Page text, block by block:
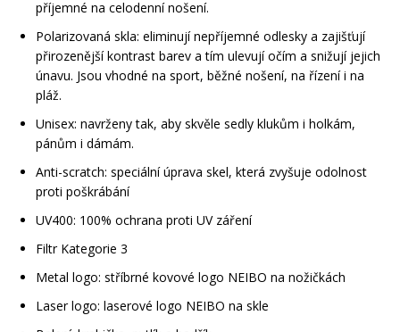
příjemné na celodenní nošení.
Polarizovaná skla: eliminují nepříjemné odlesky a zajišťují
přirozenější kontrast barev a tím ulevují očím a snižují jejich
únavu. Jsou vhodné na sport, běžné nošení, na řízení i na
pláž.
Unisex: navrženy tak, aby skvěle sedly klukům i holkám,
pánům i dámám.
Anti-scratch: speciální úprava skel, která zvyšuje odolnost
proti poškrábání
UV400: 100% ochrana proti UV záření
Filtr Kategorie 3
Metal logo: stříbrné kovové logo NEIBO na nožičkách
Laser logo: laserové logo NEIBO na skle